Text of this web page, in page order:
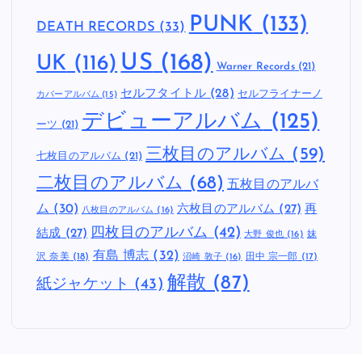
DEATH RECORDS (33) PUNK (133)
UK (116) US (168) Warner Records(21)
カバーアルバム (15) セルフタイトル(28) セルフライナーノ
ーツ (21) デビューアルバム (125)
七枚目のアルバム (21) 三枚目のアルバム (59)
二枚目のアルバム (68) 五枚目のアルバ
ム (30) 八枚目のアルバム (16) 六枚目のアルバム (27) 再
結成 (27) 四枚目のアルバム (42) 大野 俊也(16) 妹
沢 奈美(18) 有島 博志 (32) 沼崎 敦子(16) 田中 宗一郎 (17)
紙ジャケット (43) 解散 (87)